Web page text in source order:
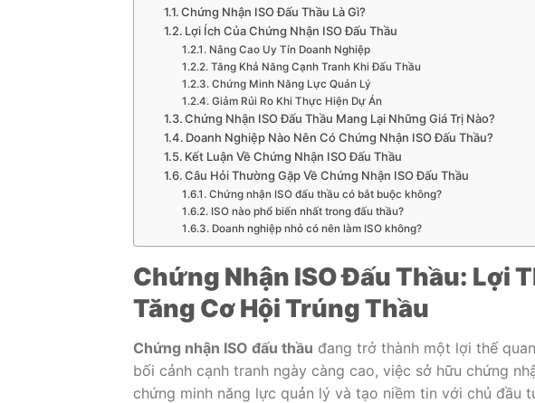
Chứng Nhận ISO Đấu Thầu Là Gì?
Lợi Ích Của Chứng Nhận ISO Đấu Thầu
Nâng Cao Uy Tín Doanh Nghiệp
Tăng Khả Năng Cạnh Tranh Khi Đấu Thầu
Chứng Minh Năng Lực Quản Lý
Giảm Rủi Ro Khi Thực Hiện Dự Án
Chứng Nhận ISO Đấu Thầu Mang Lại Những Giá Trị Nào?
Doanh Nghiệp Nào Nên Có Chứng Nhận ISO Đấu Thầu?
Kết Luận Về Chứng Nhận ISO Đấu Thầu
Câu Hỏi Thường Gặp Về Chứng Nhận ISO Đấu Thầu
Chứng nhận ISO đấu thầu có bắt buộc không?
ISO nào phổ biến nhất trong đấu thầu?
Doanh nghiệp nhỏ có nên làm ISO không?
Chứng Nhận ISO Đấu Thầu: Lợi
Tăng Cơ Hội Trúng Thầu
Chứng nhận ISO đấu thầu đang trở thành một lợi thế
bối cảnh cạnh tranh ngày càng cao, việc sở hữu chứng
chứng minh năng lực quản lý và tạo niềm tin với chủ đầu